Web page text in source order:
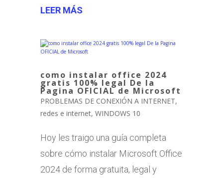
LEER MÁS
como instalar office 2024
gratis 100% legal De la
Pagina OFICIAL de Microsoft
PROBLEMAS DE CONEXIÓN A INTERNET,
redes e internet, WINDOWS 10
Hoy les traigo una guía completa
sobre cómo instalar Microsoft Office
2024 de forma gratuita, legal y